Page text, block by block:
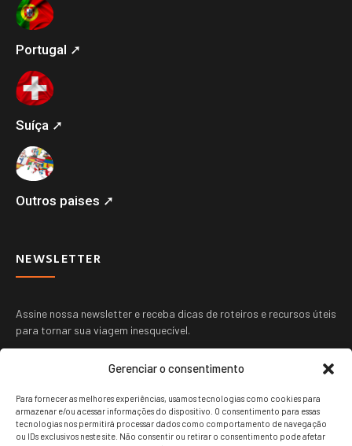
Gerenciar o consentimento
Para fornecer as melhores experiências, usamos tecnologias como cookies para
armazenar e/ou acessar informações do dispositivo. O consentimento para essas
tecnologias nos permitirá processar dados como comportamento de navegação
ou IDs exclusivos neste site. Não consentir ou retirar o consentimento pode afetar
Portugal ➚
Suíça ➚
Outros paises ➚
NEWSLETTER
Assine nossa newsletter e receba dicas de roteiros e recursos úteis
para tornar sua viagem inesquecível.